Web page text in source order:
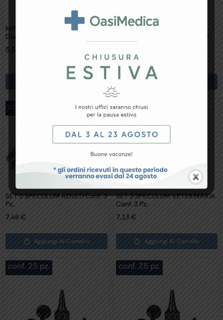
MINI SPECULUM MONOUSO
Diam. 4mm – Neri Conf. 250 Pz.
5,52
Aggiungi Al Carrello
MINI SPECULUM MONOUSO
Diam. 4mm – Verdi Conf. 100
Pz.
2,13€
Aggiungi Al Carrello
conf. 3 pz.
SET 3 SPECULUM ADULTI Conf. 3
Pz.
7,46€
Aggiungi Al Carrello
conf. 3 pz.
SET 3 SPECULUM VETERINARIA
Conf. 3 Pz.
7,13 €
Aggiungi Al Carrello
conf. 25 pz. conf. 25 pz.